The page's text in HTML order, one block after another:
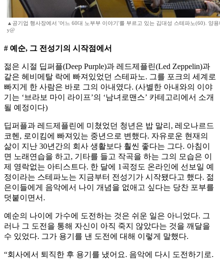
▲공기업 행사장에서 '어느 60대 노부부 이야기'를 부르고 있는 김대성 스테파노(60). 양
y@
# 예순, 그 전성기의 시작점에서
젊은 시절 딥퍼플(Deep Purple)과 레드제플린(Led Zeppelin)과
같은 헤비메탈 락에 빠져있었던 스테파노. 그를 포크의 세계로
빠지게 한 사람은 바로 그의 아내였다. (사별한 아내와의 이야
기는 ‘브라보 마이 라이프’의 ‘남녀로맨스’ 카테고리에서 소개
될 예정이다)
딥퍼플과 레드제플린에 미쳤었던 청년은 밥 말리, 레오나르드
코헨, 로이킴에 빠져있는 중년으로 변했다. 자유로운 현재의
삶이 지난 30년간의 회사 생활보다 훨씬 좋다는 그다. 아침이
면 노래연습을 하고, 기타를 들고 작곡을 하는 그의 모습은 이
제 영락없는 아티스트다. 한 달에 1곡정도 온라인에 선보일 예
정이라는 스테파노는 지금부터 전성기가 시작됐다고 했다. 젊
은이들에게 음악에서 나이 개념을 없애고 싶다는 당찬 포부를
덧붙이면서.
예순의 나이에 가수에 도전하는 것은 쉬운 일은 아니었다. 그
러나 그 도전을 통해 자신이 아직 죽지 않았다는 것을 깨달을
수 있었다. 그가 용기를 낸 도전에 대해 이렇게 말했다.
“회사에서 퇴직한 후 용기를 냈어요. 음악에 다시 도전하기로.